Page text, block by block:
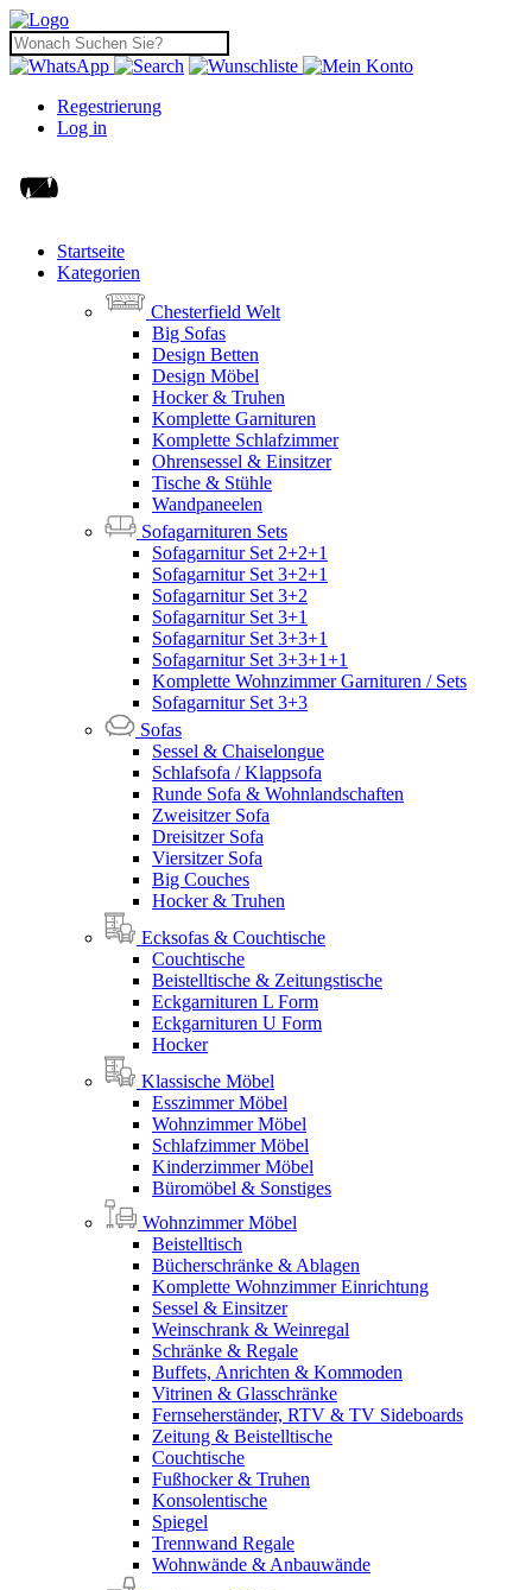
Regestrierung
Log in
Startseite
Kategorien
Chesterfield Welt
Big Sofas
Design Betten
Design Möbel
Hocker & Truhen
Komplette Garnituren
Komplette Schlafzimmer
Ohrensessel & Einsitzer
Tische & Stühle
Wandpaneelen
Sofagarnituren Sets
Sofagarnitur Set 2+2+1
Sofagarnitur Set 3+2+1
Sofagarnitur Set 3+2
Sofagarnitur Set 3+1
Sofagarnitur Set 3+3+1
Sofagarnitur Set 3+3+1+1
Komplette Wohnzimmer Garnituren / Sets
Sofagarnitur Set 3+3
Sofas
Sessel & Chaiselongue
Schlafsofa / Klappsofa
Runde Sofa & Wohnlandschaften
Zweisitzer Sofa
Dreisitzer Sofa
Viersitzer Sofa
Big Couches
Hocker & Truhen
Ecksofas & Couchtische
Couchtische
Beistelltische & Zeitungstische
Eckgarnituren L Form
Eckgarnituren U Form
Hocker
Klassische Möbel
Esszimmer Möbel
Wohnzimmer Möbel
Schlafzimmer Möbel
Kinderzimmer Möbel
Büromöbel & Sonstiges
Wohnzimmer Möbel
Beistelltisch
Bücherschränke & Ablagen
Komplette Wohnzimmer Einrichtung
Sessel & Einsitzer
Weinschrank & Weinregal
Schränke & Regale
Buffets, Anrichten & Kommoden
Vitrinen & Glasschränke
Fernseherständer, RTV & TV Sideboards
Zeitung & Beistelltische
Couchtische
Fußhocker & Truhen
Konsolentische
Spiegel
Trennwand Regale
Wohnwände & Anbauwände